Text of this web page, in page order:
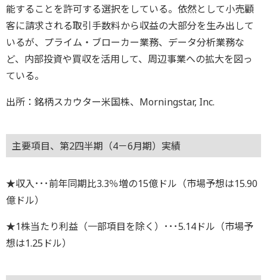
能することを許可する選択をしている。依然として小売顧
客に請求される取引手数料から収益の大部分を生み出して
いるが、プライム・ブローカー業務、データ分析業務な
ど、内部投資や買収を活用して、周辺事業への拡大を図っ
ている。
出所：銘柄スカウター米国株、Morningstar, Inc.
主要項目、第2四半期（4－6月期）実績
★収入･･･前年同期比3.3％増の15億ドル（市場予想は15.90
億ドル）
★1株当たり利益（一部項目を除く）･･･5.14ドル（市場予
想は1.25ドル）